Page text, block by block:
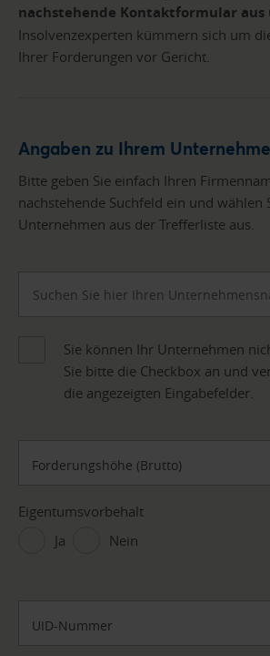
nachstehende Kontaktformular aus
Insolvenzexperten kümmern sich um
Ihrer Forderungen vor Gericht.
Angaben zu Ihrem
Bitte geben Sie einfach Ihren
nachstehende Suchfeld ein und wählen
Unternehmen aus der Trefferliste aus.
Sie können Ihr Unternehmen
Sie bitte die Checkbox an und
die angezeigten Eingabefelder.
Forderungshöhe (Brutto)
Eigentumsvorbehalt
Ja
Nein
UID-Nummer